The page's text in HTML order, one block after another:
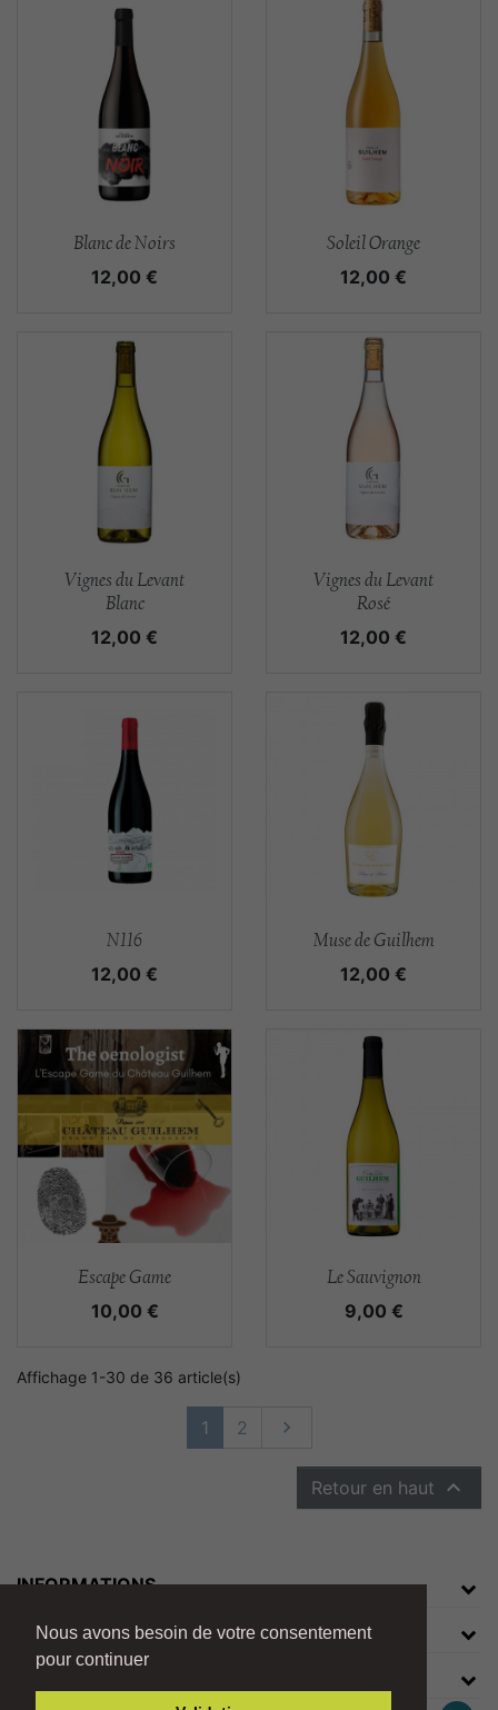
Nous avons besoin de votre consentement
pour continuer
Aperçu rapide
Blanc de Noirs
Prix
12,00 €
Aperçu rapide
Soleil Orange
Prix
12,00 €
Aperçu rapide
Vignes du Levant
Blanc
Prix
12,00 €
Aperçu rapide
Vignes du Levant
Rosé
Prix
12,00 €
Aperçu rapide
N116
Prix
12,00 €
Aperçu rapide
Muse de Guilhem
Prix
12,00 €
Aperçu rapide
Escape Game
Prix
10,00 €
Aperçu rapide
Le Sauvignon
Prix
9,00 €
Affichage 1-30 de 36 article(s)
1 2 Suivant

Retour en haut 
INFORMATIONS
VOTRE COMPTE
INFORMATIONS